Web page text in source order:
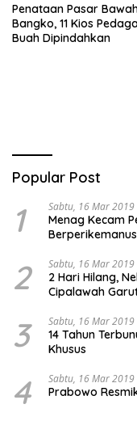
Penataan Pasar
Bangko, 11 Kios
Buah Dipindahkan
Popular Post
1 Sabtu, 16 Mar 2019
Menag Kecam
2 Sabtu, 16 Mar 2019
2 Hari Hilang,
Cipalawah
3 Sabtu, 16 Mar 2019
14 Tahun
Khusus
4 Sabtu, 16 Mar 2019
Prabowo